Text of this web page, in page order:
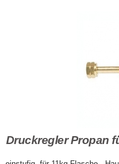
Druckregler Propan